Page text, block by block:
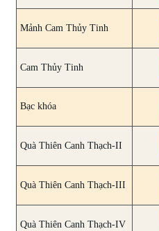
Mảnh Cam Thủy Tinh
Cam Thủy Tinh
Bạc khóa
Quà Thiên Canh Thạch-II
Quà Thiên Canh Thạch-III
Quà Thiên Canh Thạch-IV